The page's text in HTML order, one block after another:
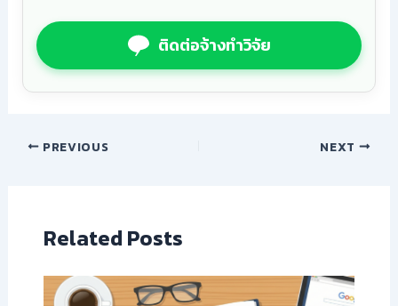
ติดต่อจ้างทำวิจัย
PREVIOUS NEXT
Related Posts